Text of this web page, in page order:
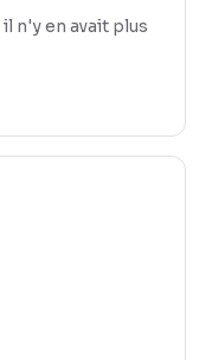
il n'y en avait plus